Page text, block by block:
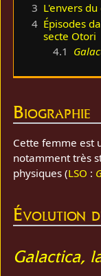
3 L'envers
4 Épisodes
secte Otori
4.1
Biographie
Cette femme est
notamment très
physiques (LSO :
Évolution
Galactica,